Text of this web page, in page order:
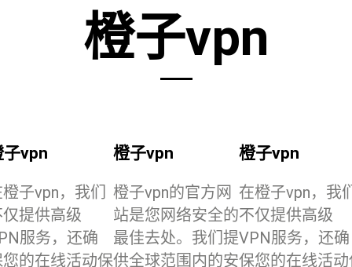
橙子vpn
子vpn
子vpn，我们
提供高级
服务，还确
的在线活动保
橙子vpn
橙子vpn的官方网
站是您网络安全的
最佳去处。我们提
供全球范围内的安
橙子vpn
在橙子vpn，我
不仅提供高级
VPN服务，还确
保您的在线活